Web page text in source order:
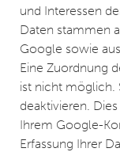
und Interessen
Daten stammen
Google sowie
Eine Zuordnung
ist nicht möglich.
deaktivieren.
Ihrem Google-
Erfassung Ihrer